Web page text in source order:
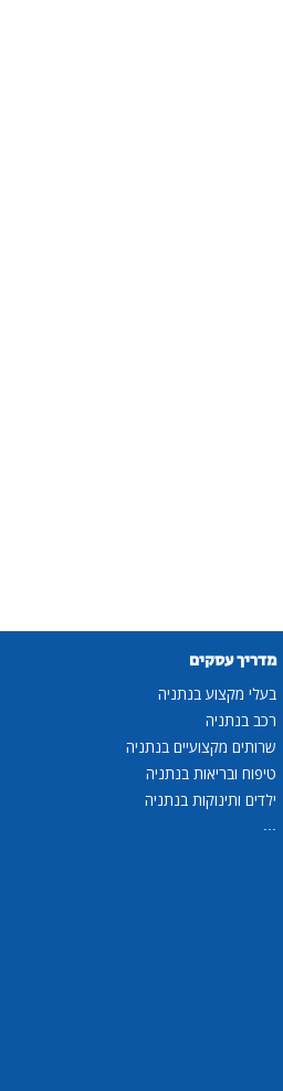
מדריך עסקים
בעלי מקצוע בנתניה
רכב בנתניה
שרותים מקצועיים בנתניה
טיפוח ובריאות בנתניה
ילדים ותינוקות בנתניה
...